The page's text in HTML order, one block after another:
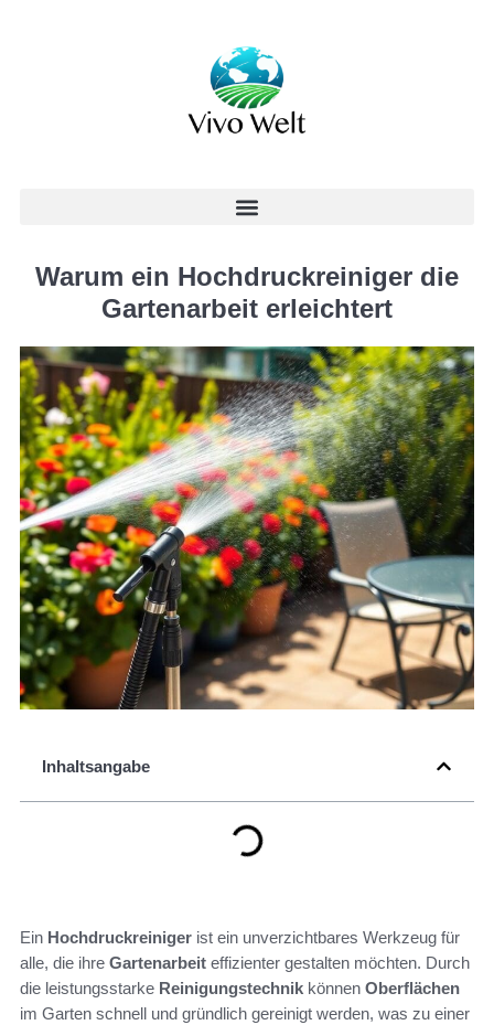
Warum ein Hochdruckreiniger die
Gartenarbeit erleichtert
Inhaltsangabe
Ein Hochdruckreiniger ist ein unverzichtbares Werkzeug für
alle, die ihre Gartenarbeit effizienter gestalten möchten. Durch
die leistungsstarke Reinigungstechnik können Oberflächen
im Garten schnell und gründlich gereinigt werden, was zu einer